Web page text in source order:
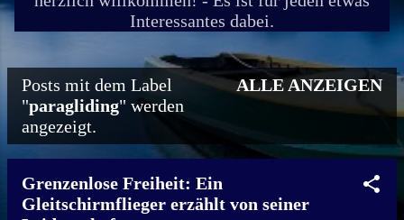
Interessantes dabei.
P
s
Posts mit dem Label
"paragliding" werden
angezeigt.
ALLE ANZEIGEN
Grenzenlose Freiheit: Ein
Gleitschirmflieger erzählt von seiner